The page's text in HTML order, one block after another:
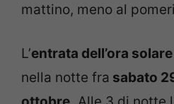
mattino, meno al
L’entrata dell’ora
nella notte fra sabato